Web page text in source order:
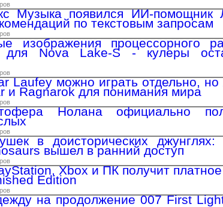
Музыка появился ИИ-помощник
по текстовым запросам
изображения процессорного
Nova Lake-S - кулеры
Laufey можно играть отдельно,
и Ragnarok для понимания мира
Нолана официально
в доисторических джунглях:
вышел в ранний доступ
Xbox и ПК получит
Edition
на продолжение 007 First